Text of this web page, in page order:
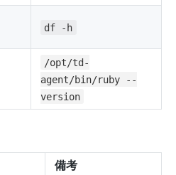
df -h
/opt/td-
agent/bin/ruby --
version
備考